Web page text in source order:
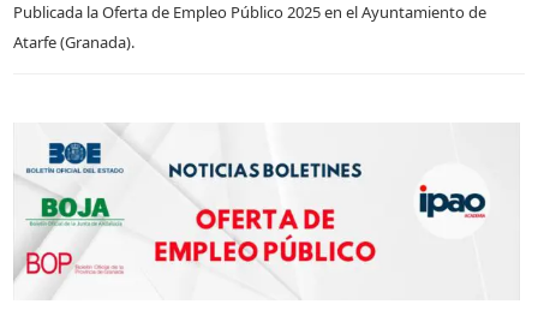
Publicada la Oferta de Empleo Público 2025 en el Ayuntamiento de
Atarfe (Granada).